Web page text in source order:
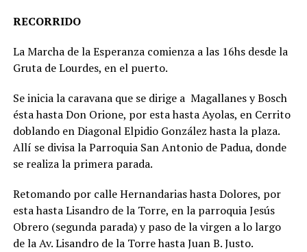
RECORRIDO
La Marcha de la Esperanza comienza a las 16hs desde la
Gruta de Lourdes, en el puerto.
Se inicia la caravana que se dirige a Magallanes y Bosch
ésta hasta Don Orione, por esta hasta Ayolas, en Cerrito
doblando en Diagonal Elpidio González hasta la plaza.
Allí se divisa la Parroquia San Antonio de Padua, donde
se realiza la primera parada.
Retomando por calle Hernandarias hasta Dolores, por
esta hasta Lisandro de la Torre, en la parroquia Jesús
Obrero (segunda parada) y paso de la virgen a lo largo
de la Av. Lisandro de la Torre hasta Juan B. Justo.